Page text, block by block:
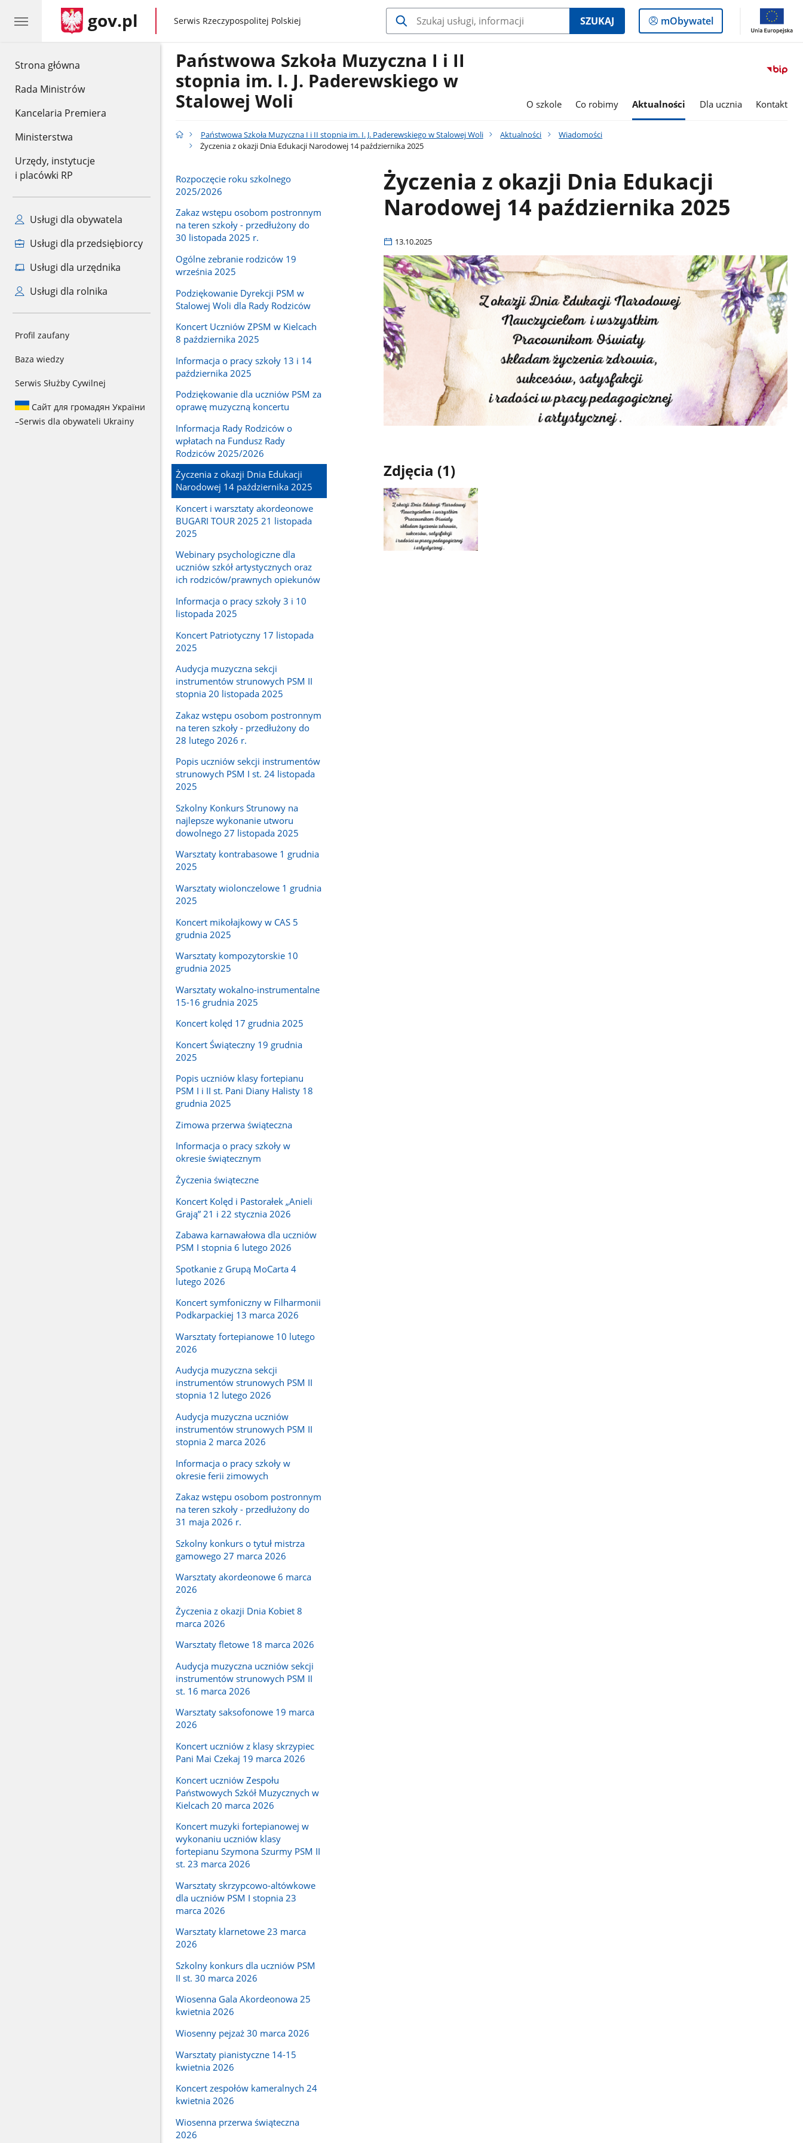
Strona główna
Rada Ministrów
Kancelaria Premiera
Ministerstwa
Urzędy, instytucje
i placówki RP
Usługi dla obywatela
Usługi dla przedsiębiorcy
Usługi dla urzędnika
Usługi dla rolnika
Profil zaufany
Baza wiedzy
Serwis Służby Cywilnej
Сайт для громадян України
–Serwis dla obywateli Ukrainy
gov.pl gov.pl
Serwis Rzeczypospolitej Polskiej SZUKAJ
Logowanie
do
mObywatel
Państwowa Szkoła Muzyczna I i II
stopnia im. I. J. Paderewskiego w
Stalowej Woli
O szkole Co robimy Aktualności Dla ucznia Kontakt
Państwowa Szkoła Muzyczna I i II stopnia im. I. J. Paderewskiego w Stalowej Woli Aktualności
Wiadomości
Życzenia z okazji Dnia Edukacji Narodowej 14 października 2025
Rozpoczęcie roku szkolnego
2025/2026
Zakaz wstępu osobom postronnym
na teren szkoły - przedłużony do
30 listopada 2025 r.
Ogólne zebranie rodziców 19
września 2025
Podziękowanie Dyrekcji PSM w
Stalowej Woli dla Rady Rodziców
Koncert Uczniów ZPSM w Kielcach
8 października 2025
Informacja o pracy szkoły 13 i 14
października 2025
Podziękowanie dla uczniów PSM za
oprawę muzyczną koncertu
Informacja Rady Rodziców o
wpłatach na Fundusz Rady
Rodziców 2025/2026
Życzenia z okazji Dnia Edukacji
Narodowej 14 października 2025
Koncert i warsztaty akordeonowe
BUGARI TOUR 2025 21 listopada
2025
Webinary psychologiczne dla
uczniów szkół artystycznych oraz
ich rodziców/prawnych opiekunów
Informacja o pracy szkoły 3 i 10
listopada 2025
Koncert Patriotyczny 17 listopada
2025
Audycja muzyczna sekcji
instrumentów strunowych PSM II
stopnia 20 listopada 2025
Zakaz wstępu osobom postronnym
na teren szkoły - przedłużony do
28 lutego 2026 r.
Popis uczniów sekcji instrumentów
strunowych PSM I st. 24 listopada
2025
Szkolny Konkurs Strunowy na
najlepsze wykonanie utworu
dowolnego 27 listopada 2025
Warsztaty kontrabasowe 1 grudnia
2025
Warsztaty wiolonczelowe 1 grudnia
2025
Koncert mikołajkowy w CAS 5
grudnia 2025
Warsztaty kompozytorskie 10
grudnia 2025
Warsztaty wokalno-instrumentalne
15-16 grudnia 2025
Koncert kolęd 17 grudnia 2025
Koncert Świąteczny 19 grudnia
2025
Popis uczniów klasy fortepianu
PSM I i II st. Pani Diany Halisty 18
grudnia 2025
Zimowa przerwa świąteczna
Informacja o pracy szkoły w
okresie świątecznym
Życzenia świąteczne
Koncert Kolęd i Pastorałek „Anieli
Grają” 21 i 22 stycznia 2026
Zabawa karnawałowa dla uczniów
PSM I stopnia 6 lutego 2026
Spotkanie z Grupą MoCarta 4
lutego 2026
Koncert symfoniczny w Filharmonii
Podkarpackiej 13 marca 2026
Warsztaty fortepianowe 10 lutego
2026
Audycja muzyczna sekcji
instrumentów strunowych PSM II
stopnia 12 lutego 2026
Audycja muzyczna uczniów
instrumentów strunowych PSM II
stopnia 2 marca 2026
Informacja o pracy szkoły w
okresie ferii zimowych
Zakaz wstępu osobom postronnym
na teren szkoły - przedłużony do
31 maja 2026 r.
Szkolny konkurs o tytuł mistrza
gamowego 27 marca 2026
Warsztaty akordeonowe 6 marca
2026
Życzenia z okazji Dnia Kobiet 8
marca 2026
Warsztaty fletowe 18 marca 2026
Audycja muzyczna uczniów sekcji
instrumentów strunowych PSM II
st. 16 marca 2026
Warsztaty saksofonowe 19 marca
2026
Koncert uczniów z klasy skrzypiec
Pani Mai Czekaj 19 marca 2026
Koncert uczniów Zespołu
Państwowych Szkół Muzycznych w
Kielcach 20 marca 2026
Koncert muzyki fortepianowej w
wykonaniu uczniów klasy
fortepianu Szymona Szurmy PSM II
st. 23 marca 2026
Warsztaty skrzypcowo-altówkowe
dla uczniów PSM I stopnia 23
marca 2026
Warsztaty klarnetowe 23 marca
2026
Szkolny konkurs dla uczniów PSM
II st. 30 marca 2026
Wiosenna Gala Akordeonowa 25
kwietnia 2026
Wiosenny pejzaż 30 marca 2026
Warsztaty pianistyczne 14-15
kwietnia 2026
Koncert zespołów kameralnych 24
kwietnia 2026
Wiosenna przerwa świąteczna
2026
Życzenia z okazji Dnia Edukacji
Narodowej 14 października 2025
13.10.2025
Zdjęcia (1)